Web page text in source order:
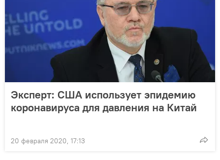
Эксперт: США использует эпидемию
коронавируса для давления на Китай
20 февраля 2020, 17:13